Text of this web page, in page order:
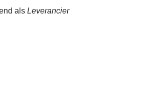
als Leverancier